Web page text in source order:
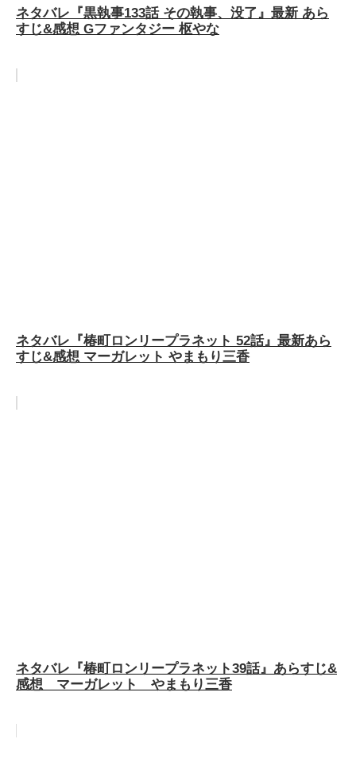
ネタバレ『黒執事133話 その執事、没了』最新 あら
すじ&感想 Gファンタジー 枢やな
ネタバレ『椿町ロンリープラネット 52話』最新あら
すじ&感想 マーガレット やまもり三香
ネタバレ『椿町ロンリープラネット39話』あらすじ&
感想 マーガレット やまもり三香